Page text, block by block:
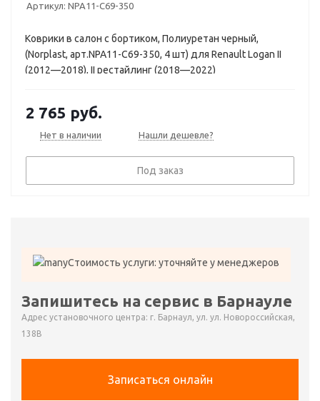
Артикул: NPA11-C69-350
Коврики в салон с бортиком, Полиуретан черный,
(Norplast, арт.NPA11-C69-350, 4 шт) для Renault Logan II
(2012—2018), II рестайлинг (2018—2022)
2 765 руб.
Нет в наличии Нашли дешевле?
Под заказ
Стоимость услуги: уточняйте у менеджеров
Запишитесь на сервис в Барнауле
Адрес установочного центра: г. Барнаул, ул. ул. Новороссийская,
138В
Записаться онлайн